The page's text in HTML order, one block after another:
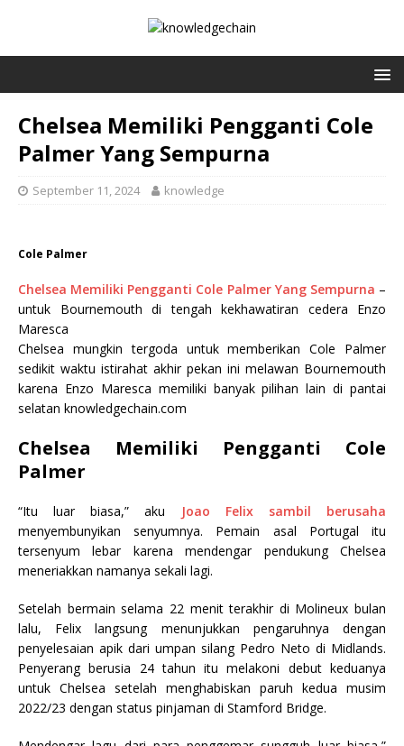
Chelsea Memiliki Pengganti Cole
Palmer Yang Sempurna
September 11, 2024 knowledge
Cole Palmer
Chelsea Memiliki Pengganti Cole Palmer Yang Sempurna –
untuk Bournemouth di tengah kekhawatiran cedera Enzo
Maresca
Chelsea mungkin tergoda untuk memberikan Cole Palmer
sedikit waktu istirahat akhir pekan ini melawan Bournemouth
karena Enzo Maresca memiliki banyak pilihan lain di pantai
selatan knowledgechain.com
Chelsea Memiliki Pengganti Cole
Palmer
“Itu luar biasa,” aku
Joao Felix sambil berusaha
menyembunyikan senyumnya. Pemain asal Portugal itu
tersenyum lebar karena mendengar pendukung Chelsea
meneriakkan namanya sekali lagi.
Setelah bermain selama 22 menit terakhir di Molineux bulan
lalu, Felix langsung menunjukkan pengaruhnya dengan
penyelesaian apik dari umpan silang Pedro Neto di Midlands.
Penyerang berusia 24 tahun itu melakoni debut keduanya
untuk Chelsea setelah menghabiskan paruh kedua musim
2022/23 dengan status pinjaman di Stamford Bridge.